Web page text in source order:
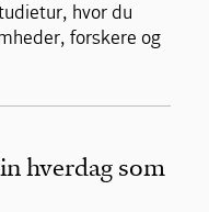
hvor du
forskere og
hverdag som